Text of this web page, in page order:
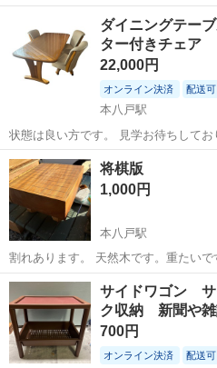
本八戸駅 ダ
ダイニングテ
ター付きチェ
22,000円
オンライン決済 配送可
本八戸駅
状態は良い方です。 見学お待ちしてお
青森 八戸市 本八戸駅
将棋版
1,000円
本八戸駅
割れあります。 天然木です。重たいで
青森 八戸市 本八戸駅 ダ
サイドワゴン
ク収納 新聞や雑
700円
オンライン決済 配送可